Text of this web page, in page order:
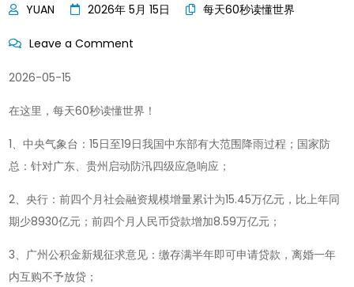
2026年 5月 15日 每天60秒读懂世界
Leave a Comment
60
读
懂
世
界-2026-
15!
2026-05-15
在这里，每天60秒读懂世界！
1、中央气象台：15日至19日我国中东部有大范围降雨过程；国家防
总：针对广东、贵州启动防汛四级应急响应；
2、央行：前四个月社会融资规模增量累计为15.45万亿元，比上年同
期少8930亿元；前四个月人民币贷款增加8.59万亿元；
3、广州公积金新规征求意见：缴存满半年即可申请贷款，离婚一年
内互购不予放贷；